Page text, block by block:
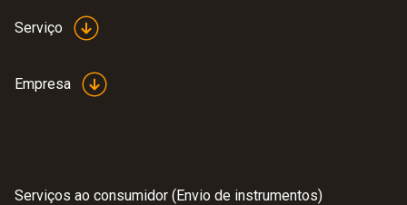
Serviço
Empresa
Serviços ao consumidor (Envio de instrumentos)